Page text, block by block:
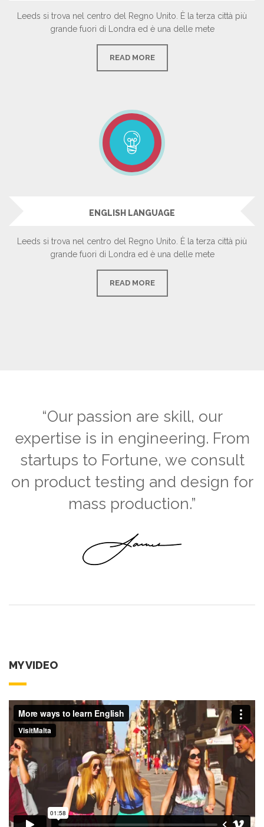
Leeds si trova nel centro del Regno Unito. È la terza città più
grande fuori di Londra ed è una delle mete
READ MORE
ENGLISH LANGUAGE
Leeds si trova nel centro del Regno Unito. È la terza città più
grande fuori di Londra ed è una delle mete
READ MORE
“Our passion are skill, our
expertise is in engineering. From
startups to Fortune, we consult
on product testing and design for
mass production.”
MY VIDEO